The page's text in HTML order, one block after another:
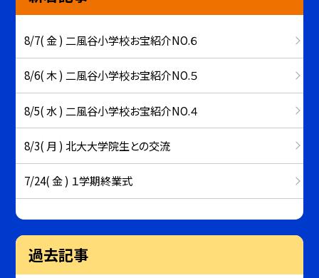
8/7( 金 ) 二風谷小学校お宝紹介NO.６
8/6( 木 ) 二風谷小学校お宝紹介NO.５
8/5( 水 ) 二風谷小学校お宝紹介NO.４
8/3( 月 ) 北大大学院生との交流
7/24( 金 ) １学期終業式
過去記事